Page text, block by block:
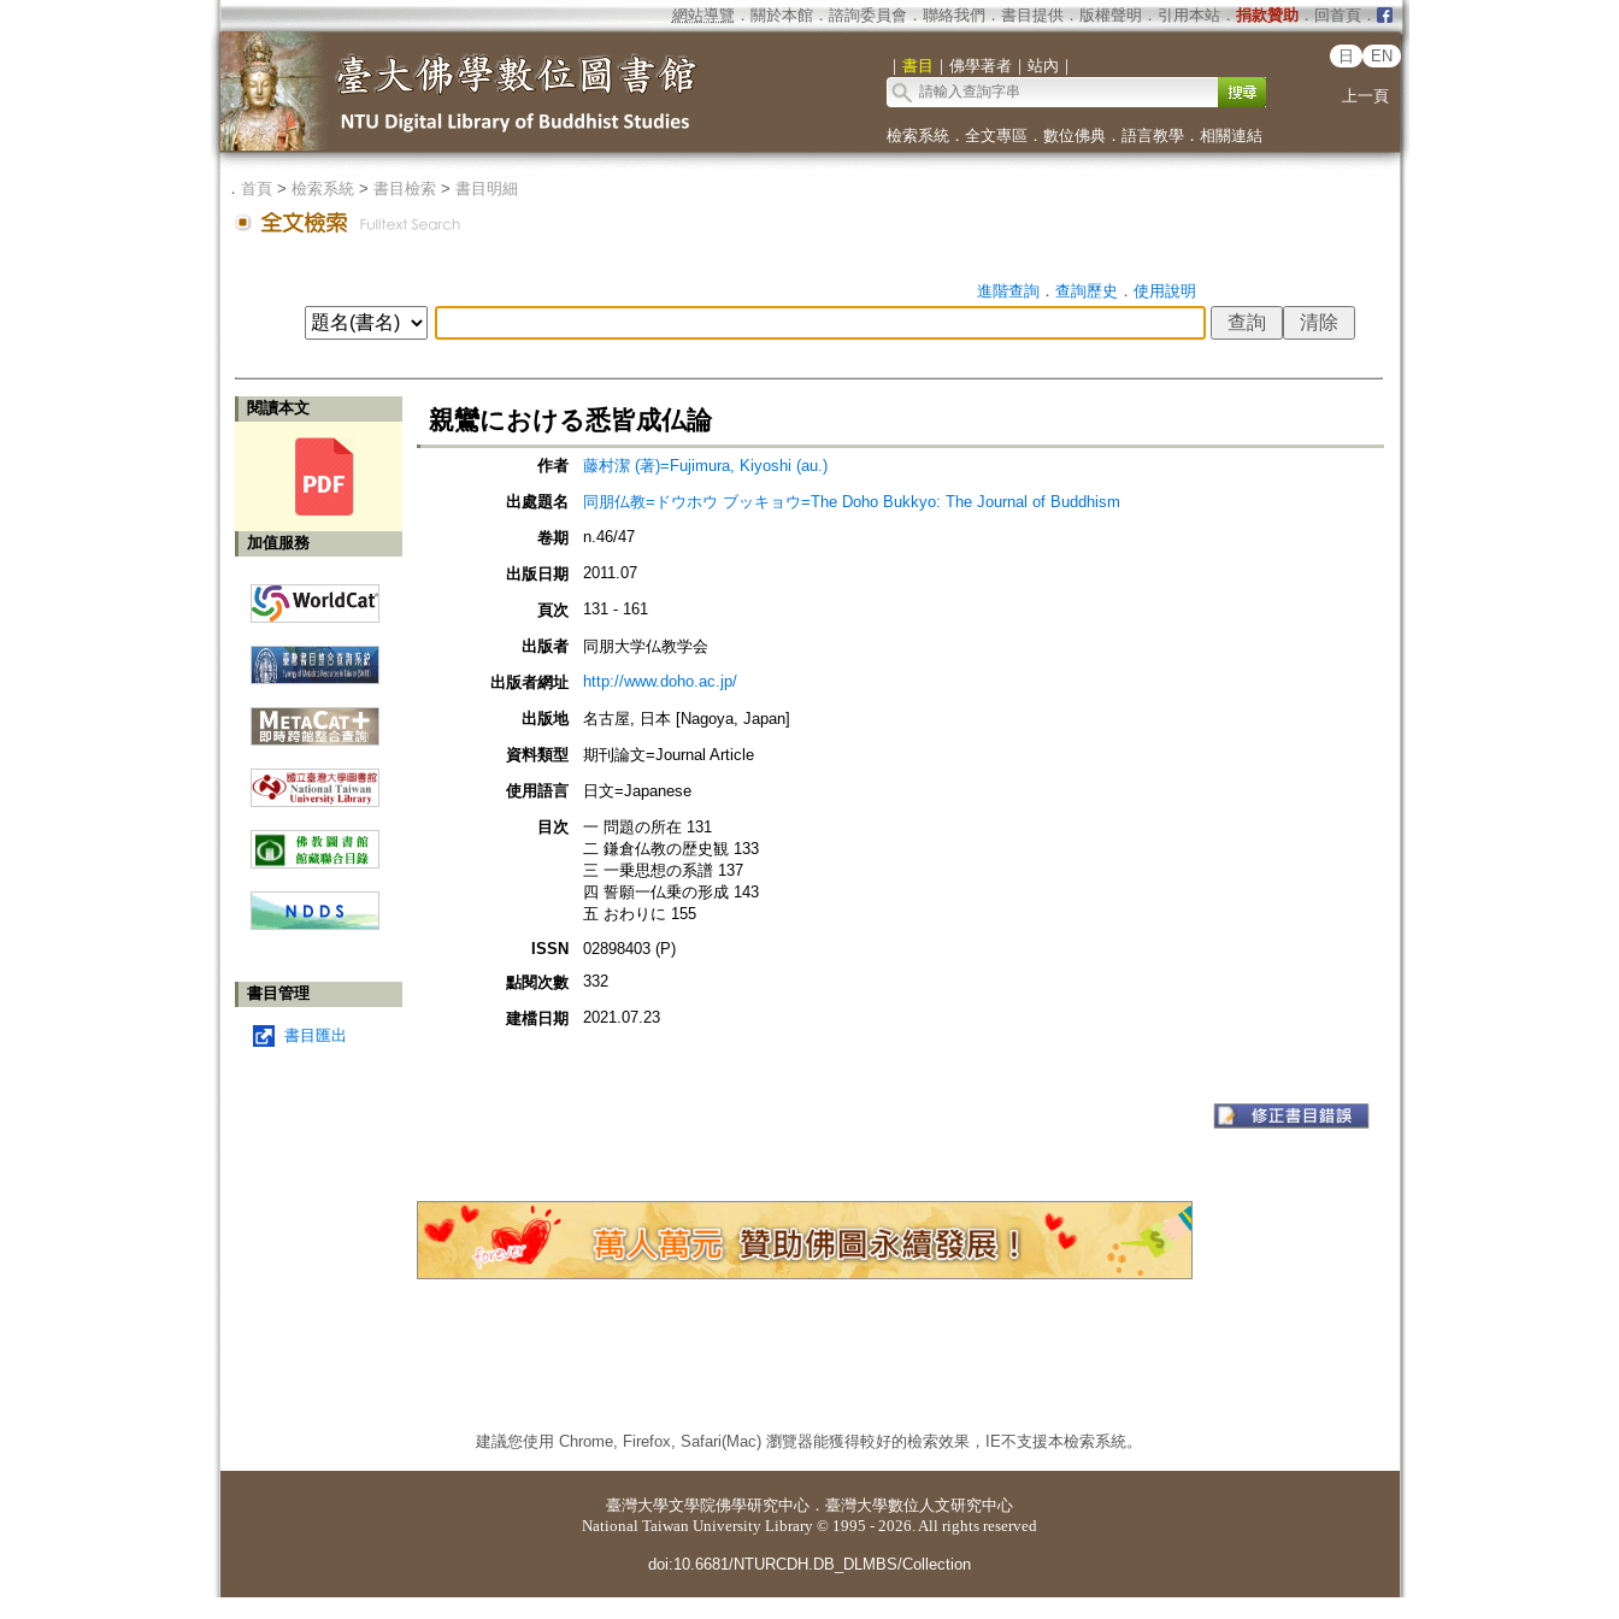
網站導覽 ． 關於本館． 諮詢委員會． 聯絡我們 ． 書目提供． 版權聲明 ． 引用本站． 捐款贊助．回首頁．
｜ 書目 ｜ 佛學著者｜ 站內 ｜
日 EN
上一頁
檢索系統． 全文專區 ． 數位佛典． 語言教學． 相關連結
． 首頁> 檢索系統> 書目檢索> 書目明細
進階查詢． 查詢歷史 ． 使用說明
閱讀本文
加值服務
書目管理
書目匯出
親鸞における悉皆成仏論
作者
藤村潔 (著)=Fujimura, Kiyoshi (au.)
出處題名
同朋仏教=ドウホウ ブッキョウ=The Doho Bukkyo: The Journal of Buddhism
卷期
n.46/47
出版日期 2011.07
頁次 131 - 161
出版者
同朋大学仏教学会
出版者網址
http://www.doho.ac.jp/
出版地
名古屋, 日本 [Nagoya, Japan]
資料類型
期刊論文=Journal Article
使用語言
日文=Japanese
目次
一 問題の所在 131
二 鎌倉仏教の歴史観 133
三 一乗思想の系譜 137
四 誓願一仏乗の形成 143
五 おわりに 155
ISSN
02898403 (P)
點閱次數
332
建檔日期 2021.07.23
建議您使用 Chrome, Firefox, Safari(Mac) 瀏覽器能獲得較好的檢索效果，IE不支援本檢索系統。
臺灣大學文學院佛學研究中心 ． 臺灣大學數位人文研究中心
National Taiwan University Library © 1995 - 2026. All rights reserved
doi:10.6681/NTURCDH.DB_DLMBS/Collection